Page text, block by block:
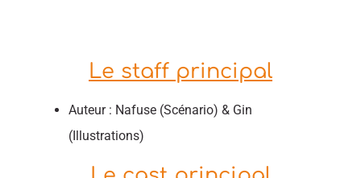
Le staff principal
Auteur : Nafuse (Scénario) & Gin
(Illustrations)